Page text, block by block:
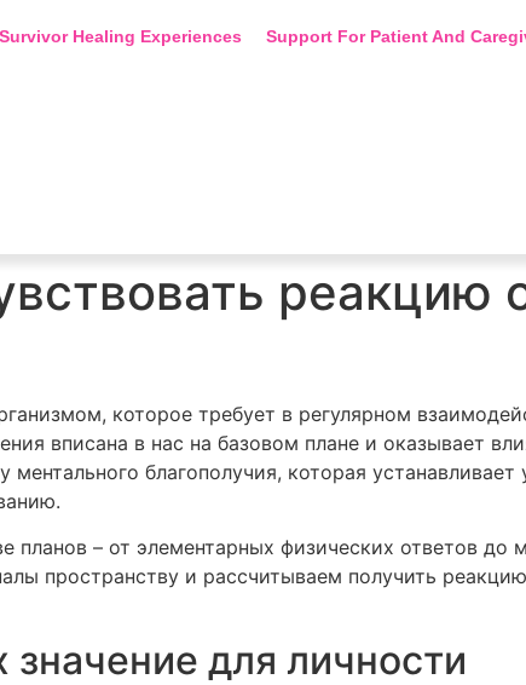
Survivor Healing Experiences Support For Patient And
реакцию
которое требует в регулярном
вписана в нас на базовом плане и оказывает
ментального благополучия, которая устанавливает
– от элементарных физических ответов до
пространству и рассчитываем получить
для личности